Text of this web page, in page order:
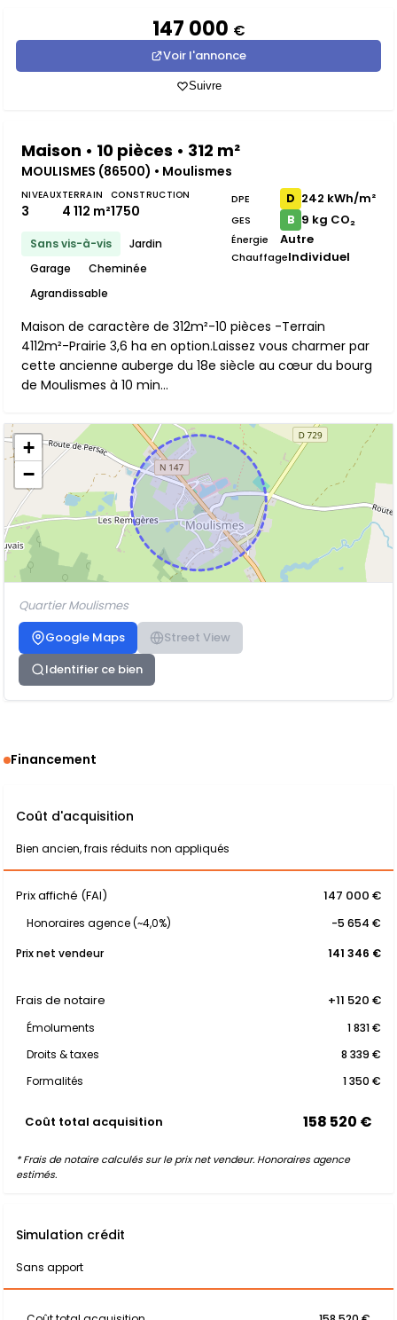
147 000 €
Voir l'annonce
Suivre
Maison • 10 pièces • 312 m²
MOULISMES (86500) • Moulismes
NIVEAUX
3
TERRAIN
4 112 m²
CONSTRUCTION
1750
Sans vis-à-vis
Jardin
Garage
Cheminée
Agrandissable
DPE D 242 kWh/m²
GES B 9 kg CO₂
Énergie Autre
ChauffageIndividuel
Maison de caractère de 312m²-10 pièces -Terrain
4112m²-Prairie 3,6 ha en option.Laissez vous charmer par
cette ancienne auberge du 18e siècle au cœur du bourg
de Moulismes à 10 min...
+
−
Quartier Moulismes
Google Maps
Street View
Identifier ce bien
Financement
Coût d'acquisition
Bien ancien, frais réduits non appliqués
Prix affiché (FAI) 147 000 €
Honoraires agence (~4,0%)
-5 654 €
Prix net vendeur
141 346 €
Frais de notaire +11 520 €
Émoluments
1 831 €
Droits & taxes
8 339 €
Formalités
1 350 €
Coût total acquisition 158 520 €
* Frais de notaire calculés sur le prix net vendeur. Honoraires agence
estimés.
Simulation crédit
Sans apport